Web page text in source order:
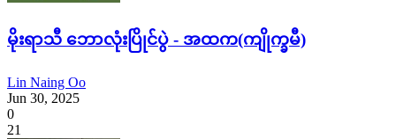
မိုးရာသီ ဘောလုံးပြိုင်ပွဲ - အထက(ကျိုက္ခမီ)
Lin Naing Oo
Jun 30, 2025
0
21